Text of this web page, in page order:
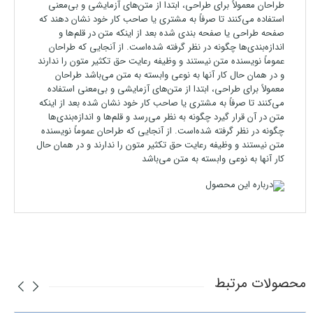
طراحان معمولاً برای طراحی، ابتدا از متن‌های آزمایشی و بی‌معنی
استفاده می‌کنند تا صرفاً به مشتری یا صاحب کار خود نشان دهند که
صفحه طراحی یا صفحه بندی شده بعد از اینکه متن در قلم‌ها و
اندازه‌بندی‌ها چگونه در نظر گرفته شده‌است. از آنجایی که طراحان
عموماً نویسنده متن نیستند و وظیفه رعایت حق تکثیر متون را ندارند
و در همان حال کار آنها به نوعی وابسته به متن می‌باشد طراحان
معمولاً برای طراحی، ابتدا از متن‌های آزمایشی و بی‌معنی استفاده
می‌کنند تا صرفاً به مشتری یا صاحب کار خود نشان شده بعد از اینکه
متن در آن قرار گیرد چگونه به نظر می‌رسد و قلم‌ها و اندازه‌بندی‌ها
چگونه در نظر گرفته شده‌است. از آنجایی که طراحان عموماً نویسنده
متن نیستند و وظیفه رعایت حق تکثیر متون را ندارند و در همان حال
کار آنها به نوعی وابسته به متن می‌باشد
محصولات مرتبط